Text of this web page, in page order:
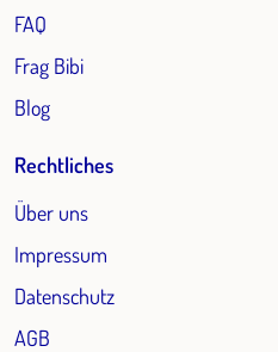
FAQ
Frag Bibi
Blog
Rechtliches
Über uns
Impressum
Datenschutz
AGB